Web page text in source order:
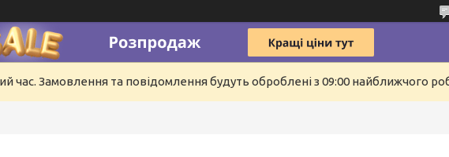
час. Замовлення та повідомлення будуть оброблені з 09:00 найближчого